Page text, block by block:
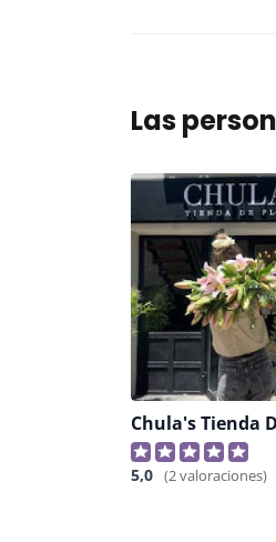
Las
5,0 (2 valoraciones)